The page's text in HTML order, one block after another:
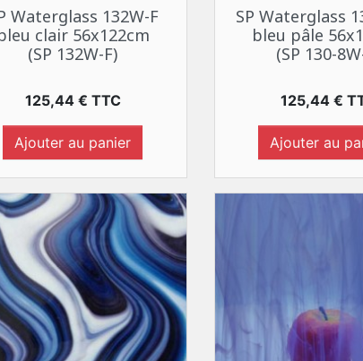
Aperçu rapide
Waterglass 132W-F
clair 56x122cm
(SP 132W-F)
Prix
125,44 € TTC
Ajouter au panier
Aperçu
SP Waterglass
bleu pâle
(SP 130-
Prix
125,44 €
Ajouter au